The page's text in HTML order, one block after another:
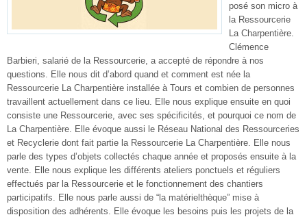
posé son micro à
la Ressourcerie
La Charpentière.
Clémence
Barbieri, salarié de la Ressourcerie, a accepté de répondre à nos
questions. Elle nous dit d’abord quand et comment est née la
Ressourcerie La Charpentière installée à Tours et combien de personnes
travaillent actuellement dans ce lieu. Elle nous explique ensuite en quoi
consiste une Ressourcerie, avec ses spécificités, et pourquoi ce nom de
La Charpentière. Elle évoque aussi le Réseau National des Ressourceries
et Recyclerie dont fait partie la Ressourcerie La Charpentière. Elle nous
parle des types d’objets collectés chaque année et proposés ensuite à la
vente. Elle nous explique les différents ateliers ponctuels et réguliers
effectués par la Ressourcerie et le fonctionnement des chantiers
participatifs. Elle nous parle aussi de “la matérielthèque” mise à
disposition des adhérents. Elle évoque les besoins puis les projets de la